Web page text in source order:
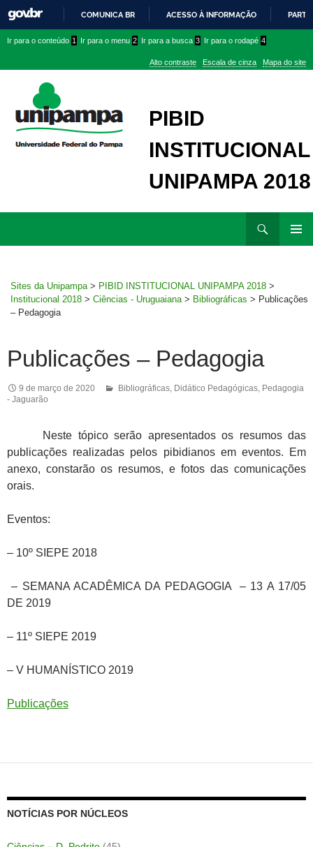
PARA
CONTEÚDO
COMUNICA BR ACESSO À INFORMAÇÃO
conteúdo
menu
superior
menu
Ir para o conteúdo 1 Ir para o menu 2 Ir para a busca 3 Ir para o rodapé 4
Alto contraste Escala de cinza Mapa do site
PIBID
INSTITUCIONAL
UNIPAMPA 2018
Sites da Unipampa > PIBID INSTITUCIONAL UNIPAMPA 2018 >
Institucional 2018 > Ciências - Uruguaiana > Bibliográficas > Publicações
– Pedagogia
Publicações – Pedagogia
9 de março de 2020 Bibliográficas Didático Pedagógicas Pedagogia
- Jaguarão
Neste tópico serão apresentados os resumos das
publicações realizadas pelos pibidianos em eventos. Em
anexo, constarão os resumos, e fotos das comunicações
orais.
Eventos:
– 10º SIEPE 2018
– SEMANA ACADÊMICA DA PEDAGOGIA – 13 A 17/05
DE 2019
– 11º SIEPE 2019
– V HUMANÍSTICO 2019
Publicações
NOTÍCIAS POR NÚCLEOS